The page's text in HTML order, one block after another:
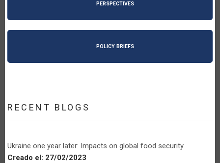
PERSPECTIVES
POLICY BRIEFS
RECENT BLOGS
Ukraine one year later: Impacts on global food security
Creado el: 27/02/2023